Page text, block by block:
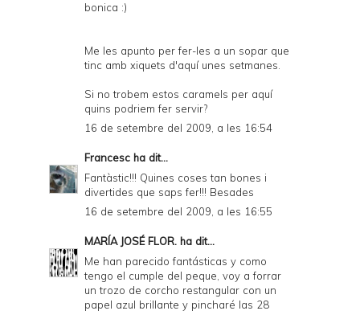
bonica :)
Me les apunto per fer-les a un sopar que
tinc amb xiquets d'aquí unes setmanes.
Si no trobem estos caramels per aquí
quins podriem fer servir?
16 de setembre del 2009, a les 16:54
Francesc ha dit...
Fantàstic!!! Quines coses tan bones i
divertides que saps fer!!! Besades
16 de setembre del 2009, a les 16:55
MARÍA JOSÉ FLOR. ha dit...
Me han parecido fantásticas y como
tengo el cumple del peque, voy a forrar
un trozo de corcho restangular con un
papel azul brillante y pincharé las 28